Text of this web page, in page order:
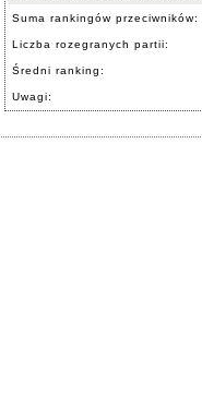
Suma rankingów przeciwników:
Liczba rozegranych partii:
Średni ranking:
Uwagi: